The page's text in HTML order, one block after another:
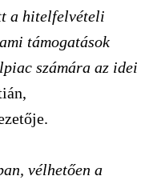
a hitelfelvételi
támogatások
számára az idei
,
vélhetően a